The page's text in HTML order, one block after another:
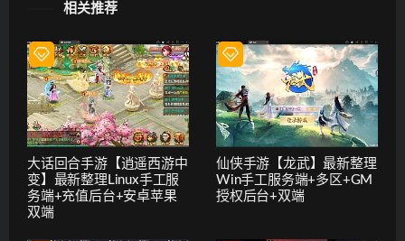
相关推荐
大话回合手游【逍遥西游中
变】最新整理Linux手工服
务端+充值后台+安卓苹果
双端
仙侠手游【龙武】最新整理
Win手工服务端+多区+GM
授权后台+双端